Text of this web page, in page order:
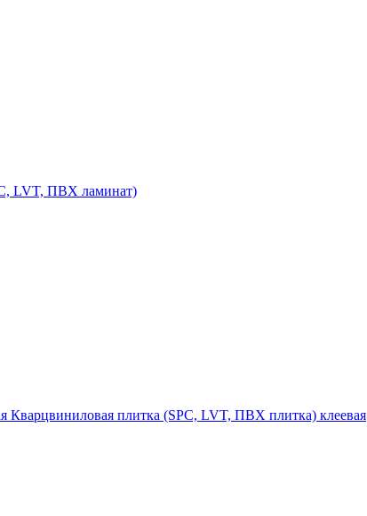
LVT, ПВХ ламинат)
Кварцвиниловая плитка (SPC, LVT, ПВХ плитка) клеевая